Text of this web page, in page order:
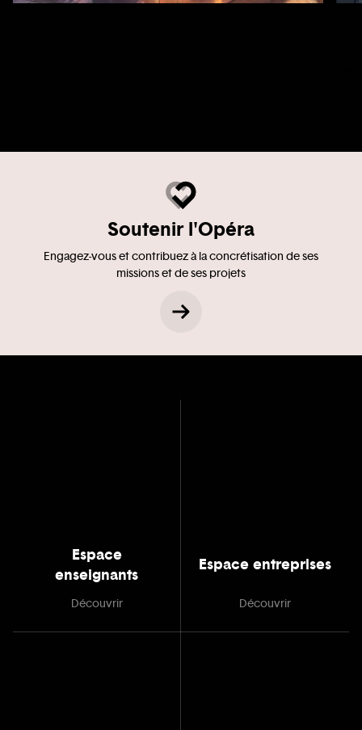
Soutenir l'Opéra
Engagez-vous et contribuez à la concrétisation de ses
missions et de ses projets
Espace
enseignants
Découvrir
Espace entreprises
Découvrir